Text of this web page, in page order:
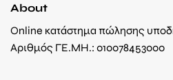
About
Online κατάστημα πώλησης
Αριθμός ΓΕ.ΜΗ.: 010078453000